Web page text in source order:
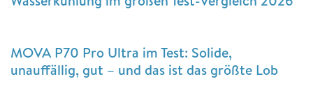
MOVA P70 Pro Ultra im Test: Solide,
unauffällig, gut – und das ist das größte Lob